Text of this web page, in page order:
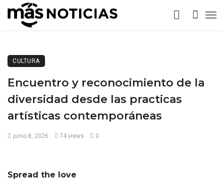
CULTURA
Encuentro y reconocimiento de la
diversidad desde las practicas
artísticas contemporáneas
junio 8, 2026 74 views 0
Spread the love